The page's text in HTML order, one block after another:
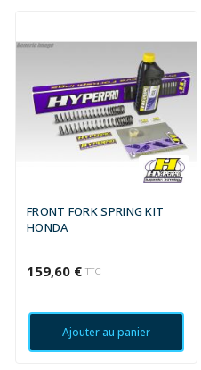
FRONT FORK SPRING KIT
HONDA
159,60 € TTC
Ajouter au panier